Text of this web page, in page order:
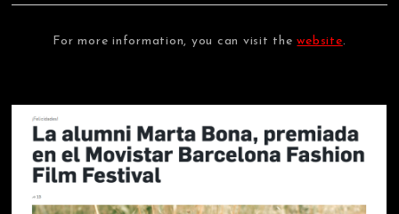
For more information, you can visit thewebsite.